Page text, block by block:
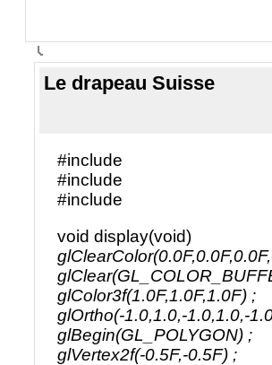
Le drapeau Suisse
#include
#include
#include
void display(void)
glColor3f(1.0F,1.0F,1.0F) ;
glOrtho(-1.0,1.0,-1.0,1.0,-
glBegin(GL_POLYGON) ;
glVertex2f(-0.5F,-0.5F) ;